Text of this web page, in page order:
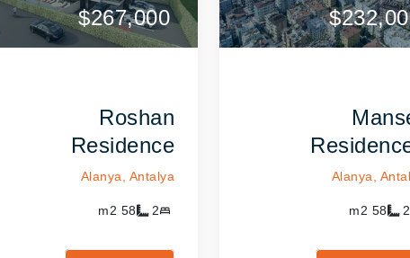
ارتباط با عامل ارتباط با عامل
Alanya,
2
58
$267,000 $267,000
Roshan
Residence
Alanya, Antalya
2
58
$290,000 $290,000